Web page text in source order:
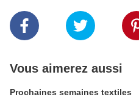
Vous aimerez aussi
Prochaines semaines textiles